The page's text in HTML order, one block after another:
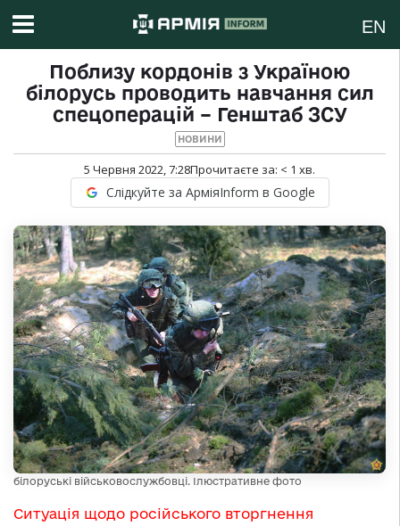
EN
Поблизу кордонів з Україною
білорусь проводить навчання сил
спецоперацій – Генштаб ЗСУ
НОВИНИ
5 Червня 2022, 7:28Прочитаєте за: < 1 хв.
Слідкуйте за АрміяInform в Google
білоруські військовослужбовці. Ілюстративне фото
Ситуація щодо російського вторгнення